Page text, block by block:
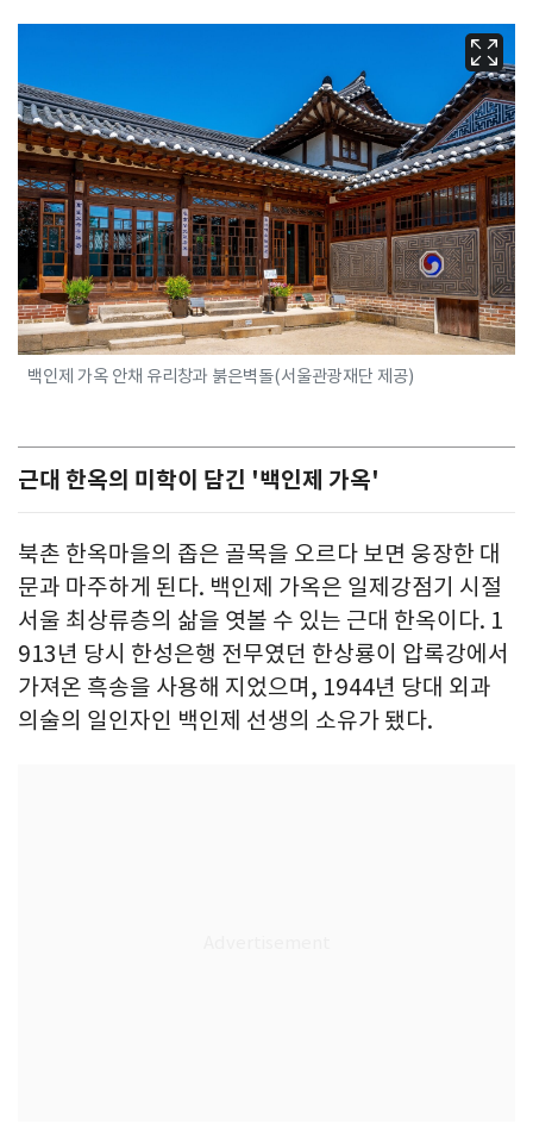
백인제 가옥 안채 유리창과 붉은벽돌(서울관광재단 제공)
근대 한옥의 미학이 담긴 '백인제 가옥'
북촌 한옥마을의 좁은 골목을 오르다 보면 웅장한 대
문과 마주하게 된다. 백인제 가옥은 일제강점기 시절
서울 최상류층의 삶을 엿볼 수 있는 근대 한옥이다. 1
913년 당시 한성은행 전무였던 한상룡이 압록강에서
가져온 흑송을 사용해 지었으며, 1944년 당대 외과
의술의 일인자인 백인제 선생의 소유가 됐다.